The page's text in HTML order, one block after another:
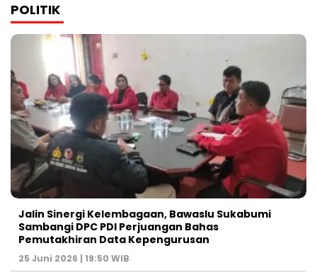
POLITIK
Jalin Sinergi Kelembagaan, Bawaslu Sukabumi
Sambangi DPC PDI Perjuangan Bahas
Pemutakhiran Data Kepengurusan
25 Juni 2026 | 19:50 WIB